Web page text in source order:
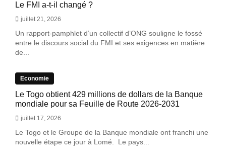
Le FMI a-t-il changé ?
juillet 21, 2026
Un rapport-pamphlet d’un collectif d’ONG souligne le fossé
entre le discours social du FMI et ses exigences en matière
de...
Economie
Le Togo obtient 429 millions de dollars de la Banque
mondiale pour sa Feuille de Route 2026-2031
juillet 17, 2026
Le Togo et le Groupe de la Banque mondiale ont franchi une
nouvelle étape ce jour à Lomé. Le pays...